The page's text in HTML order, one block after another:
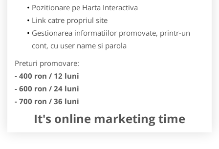
Pozitionare pe Harta Interactiva
Link catre propriul site
Gestionarea informatiilor promovate, printr-un
cont, cu user name si parola
Preturi promovare:
- 400 ron / 12 luni
- 600 ron / 24 luni
- 700 ron / 36 luni
It's online marketing time